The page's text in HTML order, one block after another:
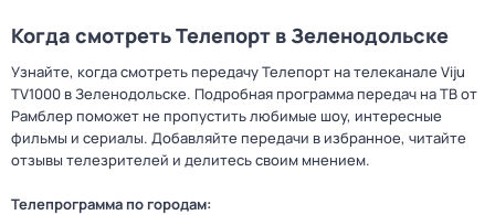
Когда смотреть Телепорт в Зеленодольске
Узнайте, когда смотреть передачу Телепорт на телеканале Viju
TV1000 в Зеленодольске. Подробная программа передач на ТВ от
Рамблер поможет не пропустить любимые шоу, интересные
фильмы и сериалы. Добавляйте передачи в избранное, читайте
отзывы телезрителей и делитесь своим мнением.
Телепрограмма по городам: